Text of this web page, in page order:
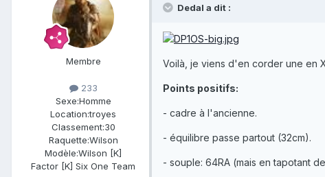
Membre
233
Sexe:Homme
Location:troyes
Classement:30
Raquette:Wilson
Modèle:Wilson [K]
Factor [K] Six One Team
Dedal a dit :
Voilà, je viens d'en corder une en
Points positifs:
- cadre à l'ancienne.
- équilibre passe partout (32cm).
- souple: 64RA (mais en tapotant